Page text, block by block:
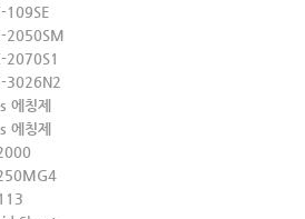
109SE
2050SM
2070S1
3026N2
에칭제
에칭제